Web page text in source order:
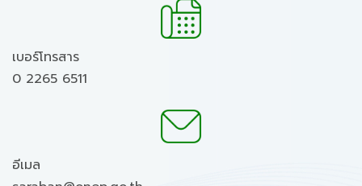
เบอร์โทรสาร
0 2265 6511
อีเมล